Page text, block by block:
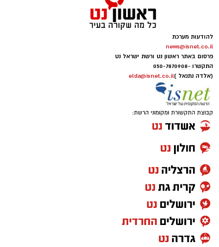
להודעות מערכת
news@isnet.co.il
פרסום באתר ראשון נט ורשת ישראל נט
התקשרו -050-7870908
(אלדה נתנאל )elda@isnet.co.il
קבוצת התקשורת ומקומוני הרשת: